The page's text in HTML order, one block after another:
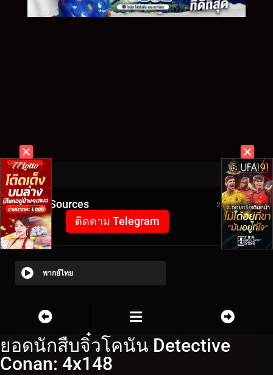
Video Sources 2314 Views
ติดตาม Telegram
พากย์ไทย
ยอดนักสืบจิ๋วโคนัน Detective
Conan: 4x148